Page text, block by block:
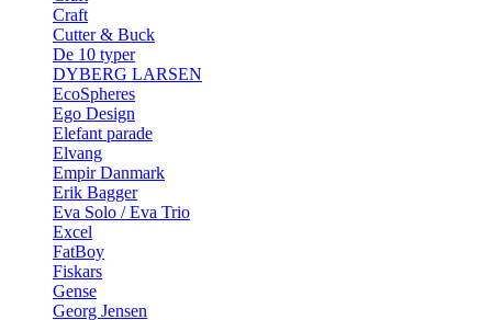
Craft
Cutter & Buck
De 10 typer
DYBERG LARSEN
EcoSpheres
Ego Design
Elefant parade
Elvang
Empir Danmark
Erik Bagger
Eva Solo / Eva Trio
Excel
FatBoy
Fiskars
Gense
Georg Jensen